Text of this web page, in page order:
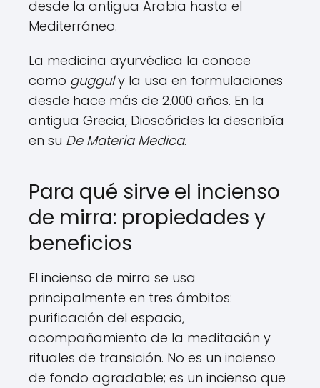
desde la antigua Arabia hasta el
Mediterráneo.
La medicina ayurvédica la conoce
como gugguly la usa en formulaciones
desde hace más de 2.000 años. En la
antigua Grecia, Dioscórides la describía
en su De Materia Medica.
Para qué sirve el incienso
de mirra: propiedades y
beneficios
El incienso de mirra se usa
principalmente en tres ámbitos:
purificación del espacio,
acompañamiento de la meditación y
rituales de transición. No es un incienso
de fondo agradable; es un incienso que